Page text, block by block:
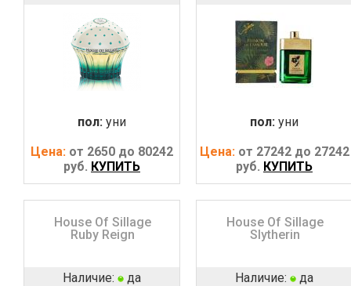
пол: уни
Цена: от 2650 до 80242
руб. КУПИТЬ
пол: уни
Цена: от 27242 до 27242
руб. КУПИТЬ
House Of Sillage
Ruby Reign
Наличие: да
House Of Sillage
Slytherin
Наличие: да